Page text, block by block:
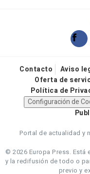
Contacto Aviso
Oferta de
Política de
Configuración de
Portal de actualidad y
© 2026 Europa Press. Está
y la redifusión de todo o
previo y